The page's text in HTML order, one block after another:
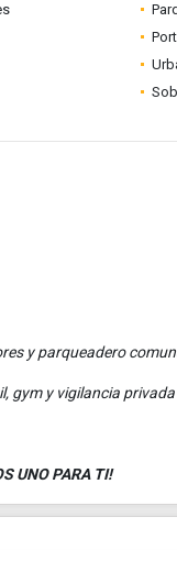
y parqueadero
gym y vigilancia
UNO PARA TI!